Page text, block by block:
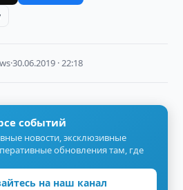
·30.06.2019 · 22:18
событий
новости, эксклюзивные
обновления там, где
на наш канал